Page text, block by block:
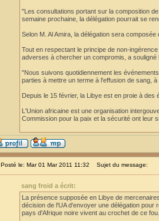
"Les consultations portant sur la composition
semaine prochaine, la délégation pourrait se
Selon M. Al Amira, la délégation sera
Tout en respectant le principe de non-
adverses à chercher un compromis, a
"Nous suivons quotidiennement les
parties à mettre un terme à l'effusion de sang,
Depuis le 15 février, la Libye est en proie à
L'Union africaine est une organisation
Commission pour la paix et la sécurité ont leur
Posté le: Mar 01 Mar 2011 11:32 Sujet du message:
sang froid a écrit:
La présence supposée en Libye de
décision de l'UA d'envoyer une délégation pour
pays d'Afrique noire vivent au crochet de ce fou.